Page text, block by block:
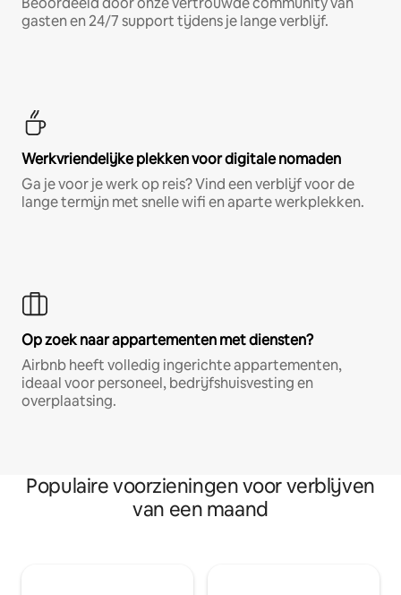
gasten en 24/7 support tijdens je lange verblijf.
Werkvriendelijke plekken voor digitale nomaden
Ga je voor je werk op reis? Vind een verblijf voor de
lange termijn met snelle wifi en aparte werkplekken.
Op zoek naar appartementen met diensten?
Airbnb heeft volledig ingerichte appartementen,
ideaal voor personeel, bedrijfshuisvesting en
overplaatsing.
Populaire voorzieningen voor verblijven
van een maand